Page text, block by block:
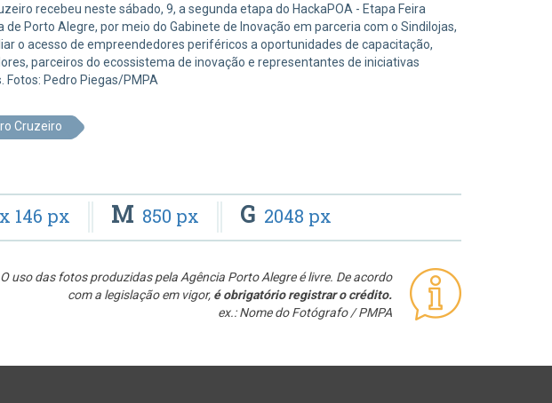
recebeu neste sábado, 9, a segunda etapa do HackaPOA - Etapa Feira
Porto Alegre, por meio do Gabinete de Inovação em parceria com o Sindilojas,
o acesso de empreendedores periféricos a oportunidades de capacitação,
parceiros do ecossistema de inovação e representantes de iniciativas
Pedro Piegas/PMPA
Cruzeiro
146 px M 850 px G 2048 px
O uso das fotos produzidas pela Agência Porto Alegre é livre. De acordo
com a legislação em vigor, é obrigatório registrar o crédito.
ex.: Nome do Fotógrafo / PMPA